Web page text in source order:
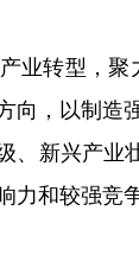
业转型，
向，以制造
、新兴产业
力和较强竞